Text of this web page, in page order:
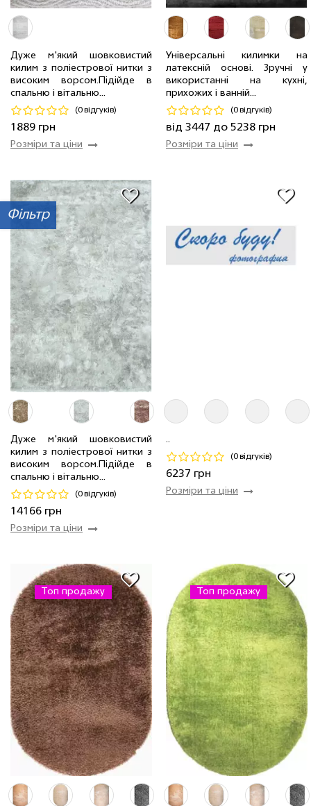
Фільтр
Дуже м'який шовковистий
килим з поліестрової нитки з
високим ворсом.Пiдiйде в
спальню і вітальню...
(0 відгуків)
1889 грн
Розміри та ціни
0.8 x 1.5 м 2 шт 1889 грн
Код 3526
Універсальні килимки на
латексній основі. Зручні у
використанні на кухні,
прихожих і ваннiй...
(0 відгуків)
від 3447 до 5238 грн
Розміри та ціни
1.33 x 1.9 м 4 шт
3447 грн
1.6 x 2.4 м
2 шт 5238 грн
Код 16953
Купити
Дуже м'який шовковистий
килим з поліестрової нитки з
високим ворсом.Пiдiйде в
спальню і вітальню...
(0 відгуків)
14166 грн
Розміри та ціни
2.0 x 3.0 м 2 шт 14166 грн
Код 8173
..
(0 відгуків)
6237 грн
Розміри та ціни
1.8 x 2.5 м 1 шт
Топ продажу Топ продажу